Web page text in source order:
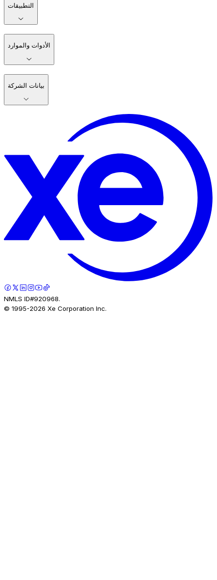
التطبيقات
الأدوات والموارد
بيانات الشركة
NMLS ID#920968.
© 1995-2026 Xe Corporation Inc.